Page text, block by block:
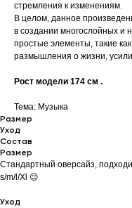
стремления к изменениям.
В целом, данное
в создании многослойных и
простые элементы, такие
размышления о жизни,
Рост модели 174 см .
Тема: Музыка
Размер
Уход
Состав
Размер
Стандартный оверсайз,
s/m/l/Xl 😉
Уход